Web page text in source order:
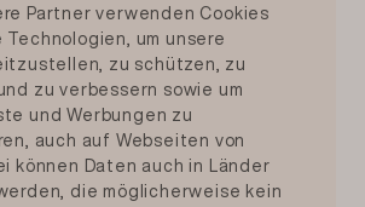
Partner verwenden Cookies
Technologien, um unsere
zu schützen, zu
zu verbessern sowie um
und Werbungen zu
auch auf Webseiten von
können Daten auch in Länder
die möglicherweise kein